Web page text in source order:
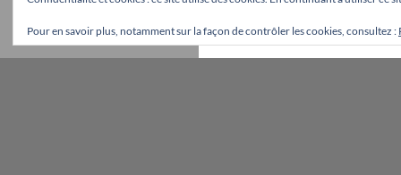
Pour en savoir plus, notamment sur la façon de contrôler les cookies, consultez :